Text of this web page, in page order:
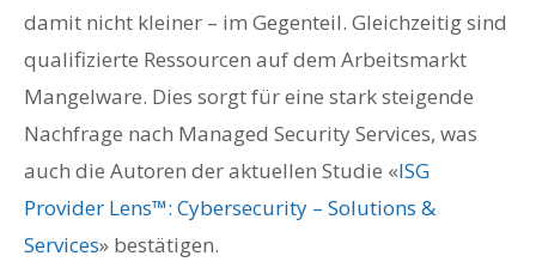
damit nicht kleiner – im Gegenteil. Gleichzeitig sind
qualifizierte Ressourcen auf dem Arbeitsmarkt
Mangelware. Dies sorgt für eine stark steigende
Nachfrage nach Managed Security Services, was
auch die Autoren der aktuellen Studie «ISG
Provider Lens™: Cybersecurity – Solutions &
Services» bestätigen.